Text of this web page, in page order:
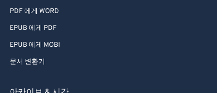
PDF 에게 WORD
EPUB 에게 PDF
EPUB 에게 MOBI
문서 변환기